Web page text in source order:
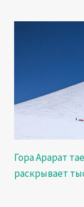
Гора Арарат
раскрывает